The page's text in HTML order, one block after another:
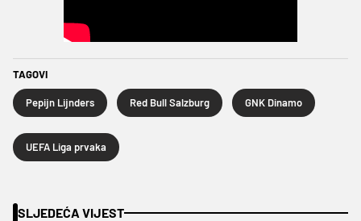
TAGOVI
Pepijn Lijnders Red Bull Salzburg GNK Dinamo
UEFA Liga prvaka
SLJEDEĆA VIJEST